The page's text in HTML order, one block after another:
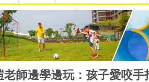
老師邊學邊玩：孩子愛咬